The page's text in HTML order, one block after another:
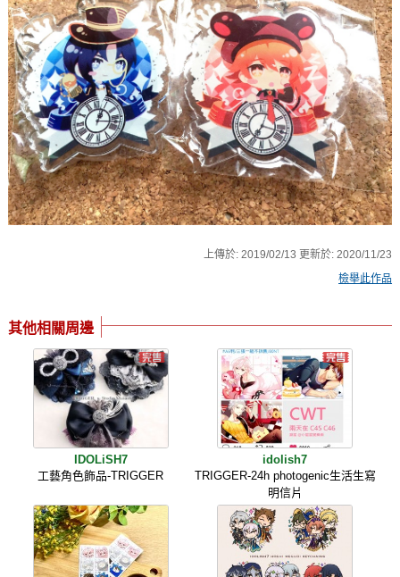
上傳於:2019/02/13 更新於:2020/11/23
檢舉此作品
其他相關周邊
IDOLiSH7
工藝角色飾品-TRIGGER
idolish7
TRIGGER-24h photogenic生活生寫
明信片